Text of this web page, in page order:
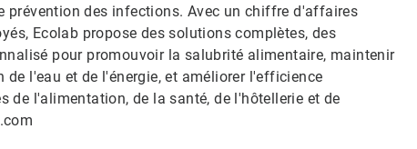
prévention des infections. Avec un chiffre d'affaires
Ecolab propose des solutions complètes, des
pour promouvoir la salubrité alimentaire, maintenir
l'eau et de l'énergie, et améliorer l'efficience
de l'alimentation, de la santé, de l'hôtellerie et de